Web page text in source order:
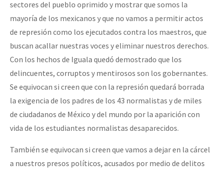
sectores del pueblo oprimido y mostrar que somos la
mayoría de los mexicanos y que no vamos a permitir actos
de represión como los ejecutados contra los maestros, que
buscan acallar nuestras voces y eliminar nuestros derechos.
Con los hechos de Iguala quedó demostrado que los
delincuentes, corruptos y mentirosos son los gobernantes.
Se equivocan si creen que con la represión quedará borrada
la exigencia de los padres de los 43 normalistas y de miles
de ciudadanos de México y del mundo por la aparición con
vida de los estudiantes normalistas desaparecidos.
También se equivocan si creen que vamos a dejar en la cárcel
a nuestros presos políticos, acusados por medio de delitos